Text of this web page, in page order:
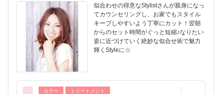
似合わせの得意なStylistさんが親身になっ
てカウンセリングし、お家でもスタイル
キープしやすいよう丁寧にカット！翌朝
からのセット時間がぐっと短縮♪なりたい
姿に近づけていく絶妙な似合せ術で魅力
輝くStyleに☆
カラー トリートメント